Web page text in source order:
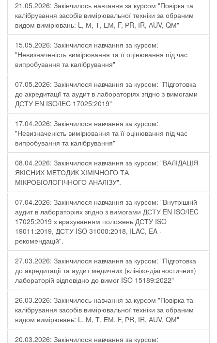
21.05.2026: Закінчилось навчання за курсом "Повірка та
калібрування засобів вимірювальної техніки за обраним
видом вимірювань: L, М, Т, ЕМ, F, РR, ІR, АUV, QМ"
15.05.2026: Закінчилося навчання за курсом:
"Невизначеність вимірювання та її оцінювання під час
випробування та калібрування"
07.05.2026: Закінчилося навчання за курсом: "Підготовка
до акредитації та аудит в лабораторіях згідно з вимогами
ДСТУ EN ISO/IEC 17025:2019"
17.04.2026: Закінчилося навчання за курсом:
"Невизначеність вимірювання та її оцінювання під час
випробування та калібрування"
08.04.2026: Закінчилося навчання за курсом: "ВАЛІДАЦІЯ
ЯКІСНИХ МЕТОДИК ХІМІЧНОГО ТА
МІКРОБІОЛОГІЧНОГО АНАЛІЗУ".
07.04.2026: Закінчилося навчання за курсом: "Внутрішній
аудит в лабораторіях згідно з вимогами ДСТУ EN ISO/IEC
17025:2019 з врахуванням положень ДСТУ ISO
19011:2019, ДСТУ ISO 31000:2018, ILAC, EA -
рекомендацій".
27.03.2026: Закінчилося навчання за курсом: "Підготовка
до акредитації та аудит медичних (клініко-діагностичних)
лабораторій відповідно до вимог ISO 15189:2022"
26.03.2026: Закінчилось навчання за курсом "Повірка та
калібрування засобів вимірювальної техніки за обраним
видом вимірювань: L, М, Т, ЕМ, F, РR, ІR, АUV, QМ"
20.03.2026: Закінчилося навчання за курсом: